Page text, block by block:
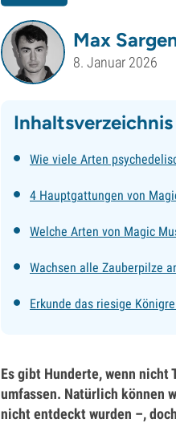
Max
8. Januar 2026
Inhaltsverzeichnis
Wie viele Arten
4 Hauptgattungen von
Welche Arten von Magic
Wachsen alle Zauberpilze
Erkunde das riesige
Es gibt Hunderte, wenn nicht
umfassen. Natürlich können
nicht entdeckt wurden –,